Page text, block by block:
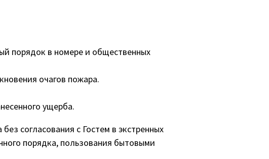
порядок в номере и общественных
очагов пожара.
ущерба.
согласования с Гостем в экстренных
порядка, пользования бытовыми